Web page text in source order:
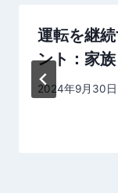
運転を継
ント：家
By
2024年9月30日